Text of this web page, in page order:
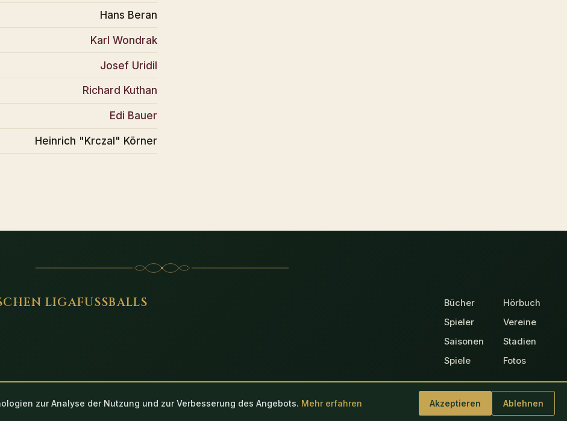
Hans Beran
Karl Wondrak
Josef Uridil
Richard Kuthan
Edi Bauer
Heinrich "Krczal" Körner
LIGAFUSSBALLS Bücher
Hörbuch
Spieler
Vereine
Saisonen
Stadien
Spiele
Fotos
Impressum Datenschutz
zur Analyse der Nutzung und zur Verbesserung des Angebots. Mehr erfahren Akzeptieren Ablehnen